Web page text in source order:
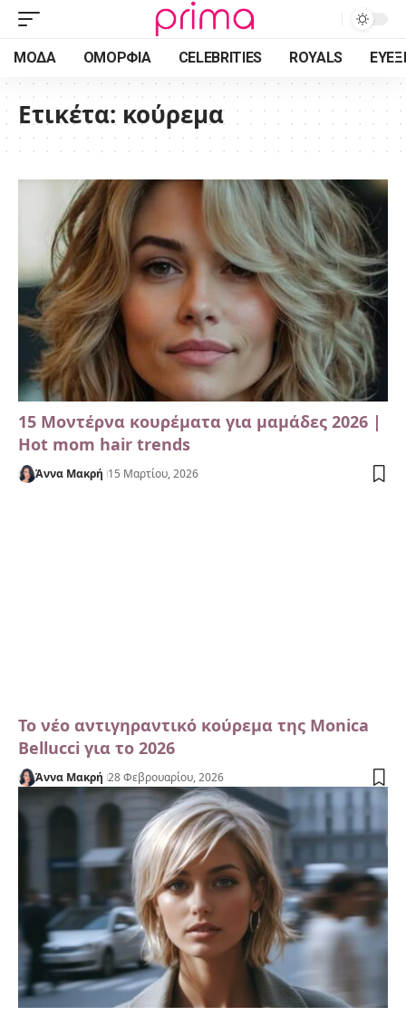
ΜΌΔΑ ΟΜΟΡΦΙΆ CELEBRITIES ROYALS
Ετικέτα: κούρεμα
15 Μοντέρνα κουρέματα για μαμάδες 2026 |
Hot mom hair trends
Άννα Μακρή 15 Μαρτίου, 2026
Το νέο αντιγηραντικό κούρεμα της Monica
Bellucci για το 2026
Άννα Μακρή 28 Φεβρουαρίου, 2026